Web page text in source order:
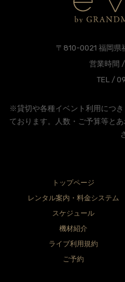
〒810-0021 福岡県
営業時間
TEL /
※貸切や各種イベント利用につ
ております。人数・ご予算等と
トップページ
レンタル案内・料金システム
スケジュール
機材紹介
ライブ利用規約
ご予約